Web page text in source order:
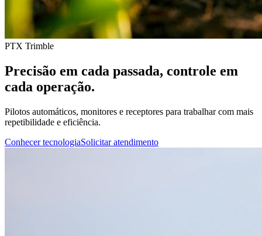
PTX Trimble
Precisão em cada passada, controle em
cada operação.
Pilotos automáticos, monitores e receptores para trabalhar com mais
repetibilidade e eficiência.
Conhecer tecnologiaSolicitar atendimento